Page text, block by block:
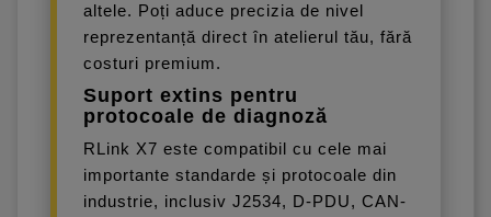
altele. Poți aduce precizia de nivel
reprezentanță direct în atelierul tău, fără
costuri premium.
Suport extins pentru
protocoale de diagnoză
RLink X7 este compatibil cu cele mai
importante standarde și protocoale din
industrie, inclusiv J2534, D-PDU, CAN-